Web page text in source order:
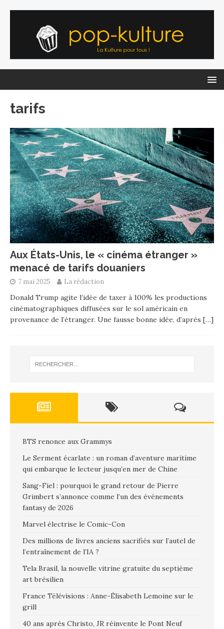
tarifs
Aux États-Unis, le « cinéma étranger »
menacé de tarifs douaniers
7 mai 2025 La rédaction
Donald Trump agite l’idée de taxer à 100% les productions
cinématographiques diffusées sur le sol américain en
provenance de l’étranger. Une fausse bonne idée, d’après […]
BTS renonce aux Grammys
Le Serment écarlate : un roman d’aventure maritime
qui embarque le lecteur jusqu’en mer de Chine
Sang-Fiel : pourquoi le grand retour de Pierre
Grimbert s’annonce comme l’un des événements
fantasy de 2026
Marvel électrise le Comic-Con
Des millions de livres anciens sacrifiés sur l’autel de
l’entraînement de l’IA ?
Tela Brasil, la nouvelle vitrine gratuite du septième
art brésilien
France Télévisions : Anne-Élisabeth Lemoine sur le
grill
40 ans après Christo, JR réinvente le Pont Neuf